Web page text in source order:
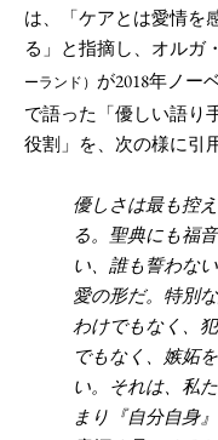
は、「ケアとは愛情を
る」と指摘し、オルガ
ーランド） が2018年ノー
で語った「優しい語り
役割」を、次の様に引
優しさは最も控
る。聖典にも福
い、誰も誓わな
愛の形だ。特別
わけでもなく、
でもなく、嫉妬
い。それは、私
まり『自分自身